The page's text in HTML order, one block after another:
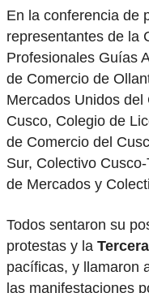
En la conferencia de
representantes de la
Profesionales Guías
de Comercio de
Mercados Unidos
Cusco, Colegio de
de Comercio del
Sur, Colectivo
de Mercados y
Todos sentaron su
protestas y la
pacíficas, y llamaron
las manifestaciones